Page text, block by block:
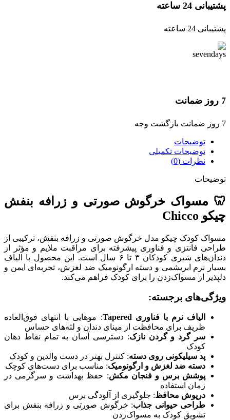
پشتیبانی 24 ساعته
پشتیبانی 24 ساعته
7 روز ضمانت
7 روز ضمانت بازگشت وجه
توضیحات
توضیحات تکمیلی
نظرات (0)
توضیحات
🦷 مسواک خرگوش صورتی و زرافه بنفش
چیکو Chicco
مسواک کودک چیکو مدل خرگوش صورتی و زرافه بنفش، ترکیبی از
طراحی فانتزی و فناوری پیشرفته برای مراقبت ملایم و مؤثر از
دندان‌های شیری کودکان ۳ تا ۶ سال است. این محصول با الیاف
بسیار نرم ابریشمی و دسته ارگونومیک ضد لغزش، تجربه‌ای ایمن و
دلپذیر از مسواک‌زدن را برای کودک فراهم می‌کند.
ویژگی‌های برجسته:
الیاف نرم با فناوری Tapered
: موهایی با انتهای فوق‌العاده
ظریف برای محافظت از مینای دندان و لثه‌های حساس
سر گرد و گردن نازک: دسترسی آسان به تمام نقاط دهان
کودک
پد سیلیکونی روی دسته: کنترل بهتر در دست والدین و کودک
دسته ضد لغزش و ارگونومیک: مناسب برای دست‌های کوچک
پوشش برس و فنجان مکش: حفظ بهداشت و سرگرمی در
زمان استفاده
درپوش محافظ: جلوگیری از آلودگی برس
طراحی حیوانی جذاب: خرگوش صورتی و زرافه بنفش برای
تشویق کودک به مسواک‌زدن